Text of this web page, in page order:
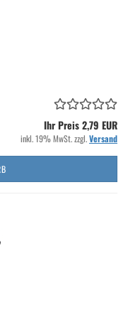
Ihr Preis 2,79 EUR
inkl. 19% MwSt. zzgl.Versand